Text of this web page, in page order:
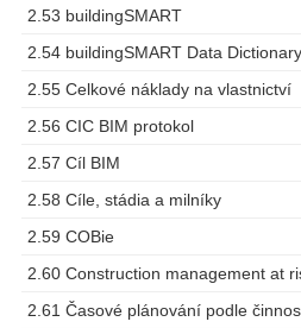
2.53 buildingSMART
2.54 buildingSMART Data Dictionary
2.55 Celkové náklady na vlastnictví
2.56 CIC BIM protokol
2.57 Cíl BIM
2.58 Cíle, stádia a milníky
2.59 COBie
2.60 Construction management at
2.61 Časové plánování podle